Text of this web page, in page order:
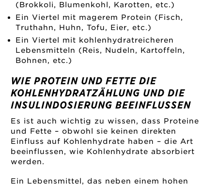
(Brokkoli, Blumenkohl, Karotten, etc.)
Ein Viertel mit magerem Protein (Fisch,
Truthahn, Huhn, Tofu, Eier, etc.)
Ein Viertel mit kohlenhydratreicheren
Lebensmitteln (Reis, Nudeln, Kartoffeln,
Bohnen, etc.)
WIE PROTEIN UND FETTE DIE
KOHLENHYDRATZÄHLUNG UND DIE
INSULINDOSIERUNG BEEINFLUSSEN
Es ist auch wichtig zu wissen, dass Proteine
und Fette – obwohl sie keinen direkten
Einfluss auf Kohlenhydrate haben – die Art
beeinflussen, wie Kohlenhydrate absorbiert
werden.
Ein Lebensmittel, das neben einem hohen